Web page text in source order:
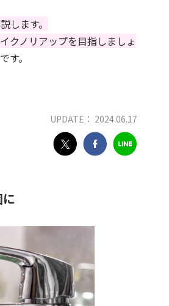
します。
クノリアップを目指しましょ
す。
UPDATE： 2024.06.17